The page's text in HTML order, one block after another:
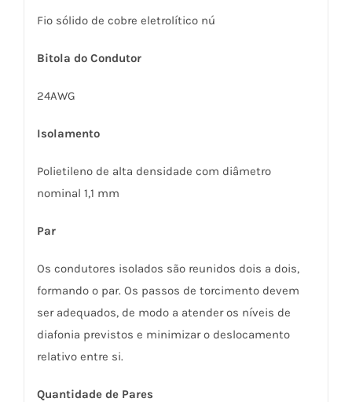
Fio sólido de cobre eletrolítico nú
Bitola do Condutor
24AWG
Isolamento
Polietileno de alta densidade com diâmetro
nominal 1,1 mm
Par
Os condutores isolados são reunidos dois a dois,
formando o par. Os passos de torcimento devem
ser adequados, de modo a atender os níveis de
diafonia previstos e minimizar o deslocamento
relativo entre si.
Quantidade de Pares